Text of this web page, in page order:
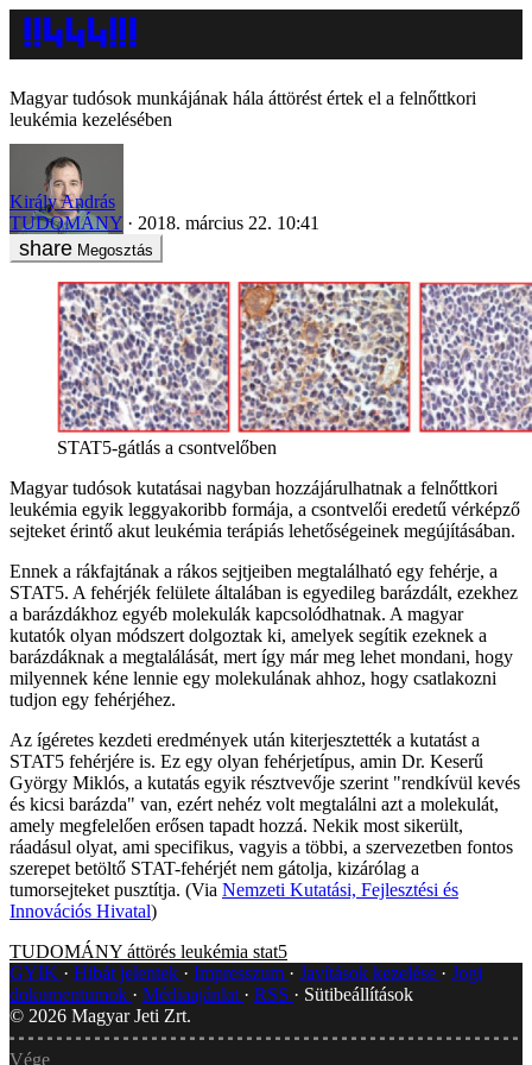
Magyar tudósok munkájának hála áttörést értek el a felnőttkori
leukémia kezelésében
Király András
TUDOMÁNY
2018. március 22. 10:41
Megosztás
STAT5-gátlás a csontvelőben
Magyar tudósok kutatásai nagyban hozzájárulhatnak a felnőttkori
leukémia egyik leggyakoribb formája, a csontvelői eredetű vérképző
sejteket érintő akut leukémia terápiás lehetőségeinek megújításában.
Ennek a rákfajtának a rákos sejtjeiben megtalálható egy fehérje, a
STAT5. A fehérjék felülete általában is egyedileg barázdált, ezekhez
a barázdákhoz egyéb molekulák kapcsolódhatnak. A magyar
kutatók olyan módszert dolgoztak ki, amelyek segítik ezeknek a
barázdáknak a megtalálását, mert így már meg lehet mondani, hogy
milyennek kéne lennie egy molekulának ahhoz, hogy csatlakozni
tudjon egy fehérjéhez.
Az ígéretes kezdeti eredmények után kiterjesztették a kutatást a
STAT5 fehérjére is. Ez egy olyan fehérjetípus, amin Dr. Keserű
György Miklós, a kutatás egyik résztvevője szerint "rendkívül kevés
és kicsi barázda" van, ezért nehéz volt megtalálni azt a molekulát,
amely megfelelően erősen tapadt hozzá. Nekik most sikerült,
ráadásul olyat, ami specifikus, vagyis a többi, a szervezetben fontos
szerepet betöltő STAT-fehérjét nem gátolja, kizárólag a
tumorsejteket pusztítja. (Via Nemzeti Kutatási, Fejlesztési és
Innovációs Hivatal)
TUDOMÁNY áttörés leukémia stat5
GYIK
Hibát jelentek Impresszum Javítások kezelése
Jogi
dokumentumok
Médiaajánlat RSS
Sütibeállítások
© 2026 Magyar Jeti Zrt.
Vége